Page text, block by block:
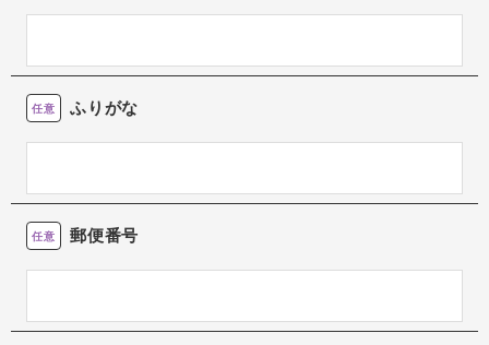
任意 ふりがな
任意 郵便番号